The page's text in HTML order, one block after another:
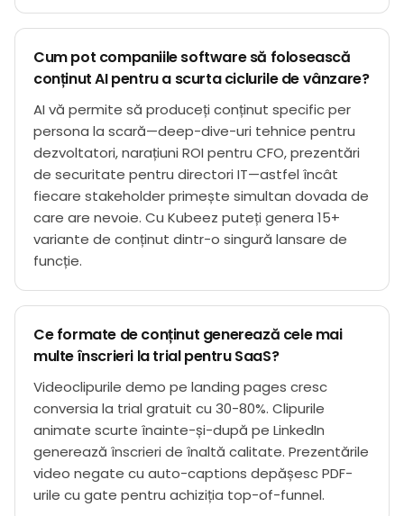
Cum pot companiile software să folosească
conținut AI pentru a scurta ciclurile de vânzare?
AI vă permite să produceți conținut specific per
persona la scară—deep-dive-uri tehnice pentru
dezvoltatori, narațiuni ROI pentru CFO, prezentări
de securitate pentru directori IT—astfel încât
fiecare stakeholder primește simultan dovada de
care are nevoie. Cu Kubeez puteți genera 15+
variante de conținut dintr-o singură lansare de
funcție.
Ce formate de conținut generează cele mai
multe înscrieri la trial pentru SaaS?
Videoclipurile demo pe landing pages cresc
conversia la trial gratuit cu 30-80%. Clipurile
animate scurte înainte-și-după pe LinkedIn
generează înscrieri de înaltă calitate. Prezentările
video negate cu auto-captions depășesc PDF-
urile cu gate pentru achiziția top-of-funnel.